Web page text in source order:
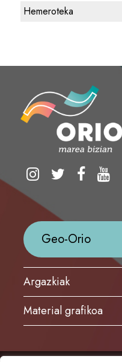
Hemeroteka
Geo-Orio
Argazkiak
Material grafikoa